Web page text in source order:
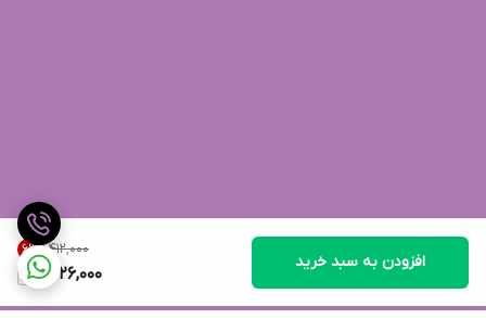
۱٬۴۱۲٬۰۰۰ 6%
1,326,000
افزودن به سبد خرید